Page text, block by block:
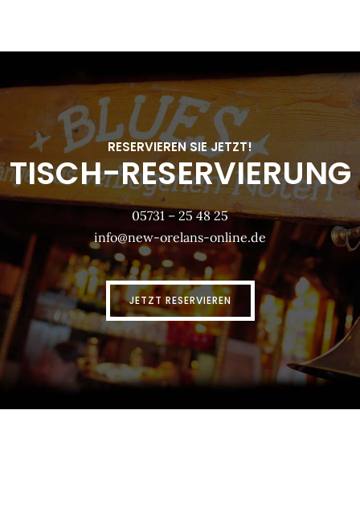
RESERVIEREN SIE JETZT!
TISCH-RESERVIERUNG
05731 – 25 48 25
info@new-orelans-online.de
JETZT RESERVIEREN